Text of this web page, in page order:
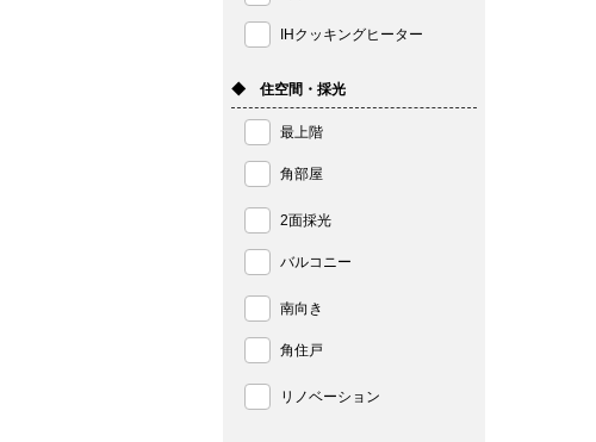
IHクッキングヒーター
◆ 住空間・採光
最上階
角部屋
2面採光
バルコニー
南向き
角住戸
リノベーション